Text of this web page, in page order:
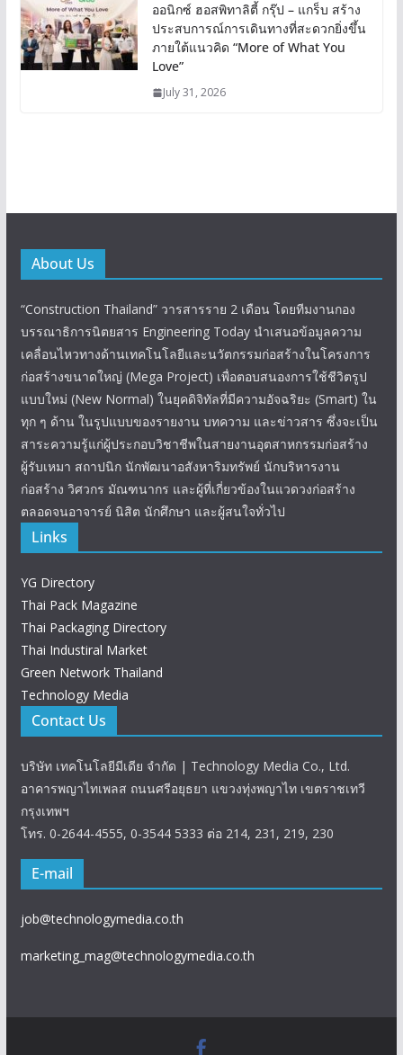
ออนิกซ์ ฮอสพิทาลิตี้ กรุ๊ป – แกร็บ สร้าง
ประสบการณ์การเดินทางที่สะดวกยิ่งขึ้น
ภายใต้แนวคิด “More of What You
Love”
July 31, 2026
About Us
“Construction Thailand” วารสารราย 2 เดือน โดยทีมงานกอง
บรรณาธิการนิตยสาร Engineering Today นำเสนอข้อมูลความ
เคลื่อนไหวทางด้านเทคโนโลยีและนวัตกรรมก่อสร้างในโครงการ
ก่อสร้างขนาดใหญ่ (Mega Project) เพื่อตอบสนองการใช้ชีวิตรูป
แบบใหม่ (New Normal) ในยุคดิจิทัลที่มีความอัจฉริยะ (Smart) ใน
ทุก ๆ ด้าน ในรูปแบบของรายงาน บทความ และข่าวสาร ซึ่งจะเป็น
สาระความรู้แก่ผู้ประกอบวิชาชีพในสายงานอุตสาหกรรมก่อสร้าง
ผู้รับเหมา สถาปนิก นักพัฒนาอสังหาริมทรัพย์ นักบริหารงาน
ก่อสร้าง วิศวกร มัณฑนากร และผู้ที่เกี่ยวข้องในแวดวงก่อสร้าง
ตลอดจนอาจารย์ นิสิต นักศึกษา และผู้สนใจทั่วไป
Links
YG Directory
Thai Pack Magazine
Thai Packaging Directory
Thai Industiral Market
Green Network Thailand
Technology Media
Contact Us
บริษัท เทคโนโลยีมีเดีย จำกัด | Technology Media Co., Ltd.
อาคารพญาไทเพลส ถนนศรีอยุธยา แขวงทุ่งพญาไท เขตราชเทวี
กรุงเทพฯ
โทร. 0-2644-4555, 0-3544 5333 ต่อ 214, 231, 219, 230
E-mail
job@technologymedia.co.th
marketing_mag@technologymedia.co.th